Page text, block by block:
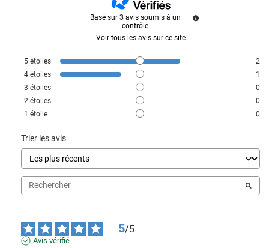
Basé sur 3 avis soumis à un
contrôle
Voir tous les avis sur ce site
5 étoiles
2
4 étoiles
1
3 étoiles
0
2 étoiles
0
1 étoile 0
Trier les avis
5/5
Avis vérifié